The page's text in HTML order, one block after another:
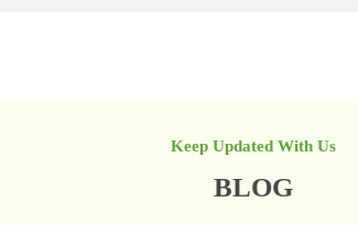
Keep Updated With Us
BLOG